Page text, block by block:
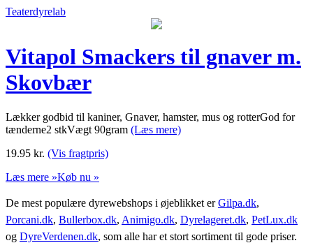
Teaterdyrelab
Vitapol Smackers til gnaver m.
Skovbær
Lækker godbid til kaniner, Gnaver, hamster, mus og rotterGod for
tænderne2 stkVægt 90gram (Læs mere)
19.95 kr. (Vis fragtpris)
Læs mere »Køb nu »
De mest populære dyrewebshops i øjeblikket erGilpa.dk,
Porcani.dk, Bullerbox.dk, Animigo.dk, Dyrelageret.dk, PetLux.dk
og DyreVerdenen.dk, som alle har et stort sortiment til gode priser.